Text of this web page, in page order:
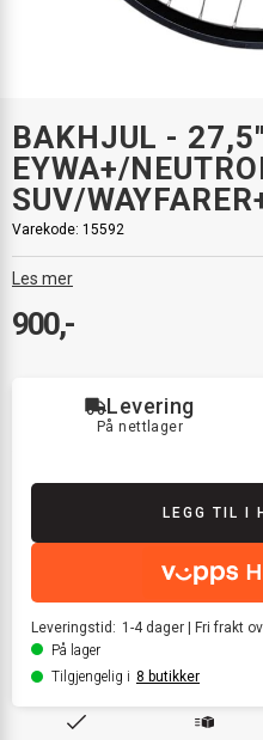
BAKHJUL -
EYWA+/
SUV/
Varekode: 15592
Les mer
900,-
Levering
På nettlager
LEGG TIL I
Leveringstid: 1-4 dager
Fri frakt
På lager
Tilgjengelig i 8 butikker